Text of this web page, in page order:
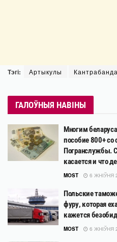
Тэгі: Артыкулы Кантрабанда
ГАЛОЎНЫЯ НАВІНЫ
Многим
пособие 800+ со
Погранслужбы.
касается и что
MOST 6 ЖНІЎНЯ
Польские
фуру, которая
кажется
MOST 6 ЖНІЎНЯ